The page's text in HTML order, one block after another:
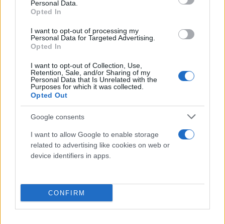
Personal Data.
Opted In
I want to opt-out of processing my
Personal Data for Targeted Advertising.
Opted In
I want to opt-out of Collection, Use,
Retention, Sale, and/or Sharing of my
Personal Data that Is Unrelated with the
Purposes for which it was collected.
Opted Out
Google consents
I want to allow Google to enable storage
related to advertising like cookies on web or
device identifiers in apps.
CONFIRM